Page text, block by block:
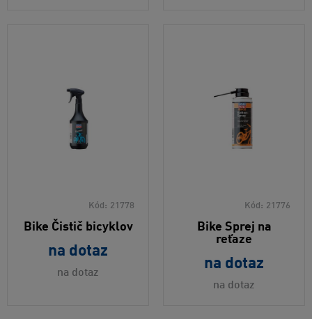
Kód: 21778
Bike Čistič bicyklov
na dotaz
na dotaz
Kód: 21776
Bike Sprej na
reťaze
na dotaz
na dotaz